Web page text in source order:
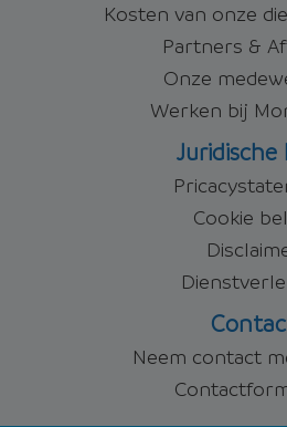
Kosten van onze
Partners &
Onze
Werken bij
Juridische
Cookie
Neem contact